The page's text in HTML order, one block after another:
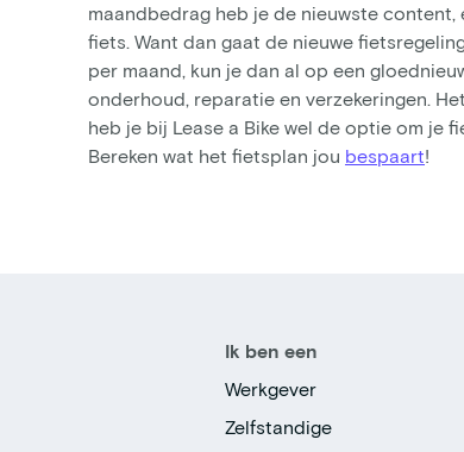
maandbedrag heb je de nieuwste content,
fiets. Want dan gaat de nieuwe
per maand, kun je dan al op een
onderhoud, reparatie en verzekeringen.
heb je bij Lease a Bike wel de optie om je
Bereken wat het fietsplan jou bespaart!
Ik ben een
Werkgever
Zelfstandige